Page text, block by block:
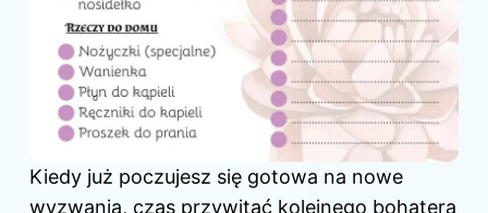
Kiedy już poczujesz się gotowa na nowe
wyzwania, czas przywitać kolejnego bohatera